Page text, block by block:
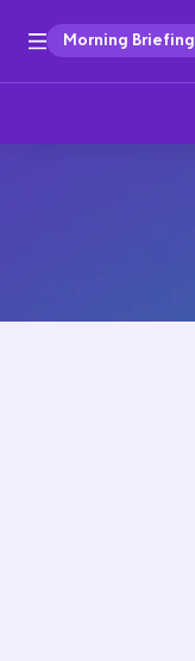
Morning Briefing